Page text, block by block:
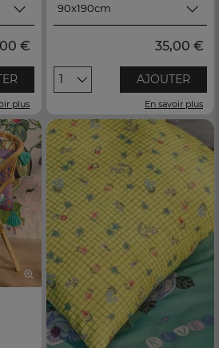
€
plus
90x190cm
90x190cm
35,00 €
1 AJOUTER
En savoir plus